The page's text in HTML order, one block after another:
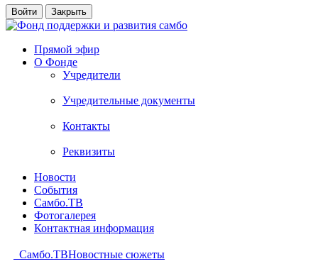
Прямой эфир
О Фонде
Учредители
Учредительные документы
Контакты
Реквизиты
Новости
События
Самбо.ТВ
Фотогалерея
Контактная информация
Самбо.ТВНовостные сюжеты